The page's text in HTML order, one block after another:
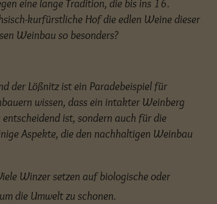
eine lange Tradition, die bis ins 16.
kurfürstliche Hof die edlen Weine dieser
Weinbau so besonders?
der Lößnitz ist ein Paradebeispiel für
wissen, dass ein intakter Weinberg
ist, sondern auch für die
Aspekte, die den nachhaltigen Weinbau
Winzer setzen auf biologische oder
die Umwelt zu schonen.